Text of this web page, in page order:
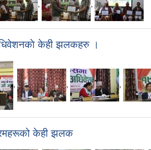
, ,
केही झलकहरु ।
, , ,
केही झलक